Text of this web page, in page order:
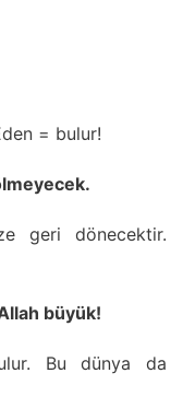
= bulur!
geri dönecektir.
büyük!
Bu dünya da